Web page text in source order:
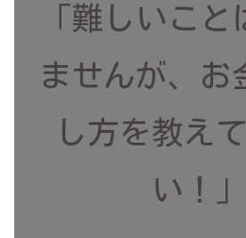
「難しいこと
ませんが、お
し方を教え
い！」